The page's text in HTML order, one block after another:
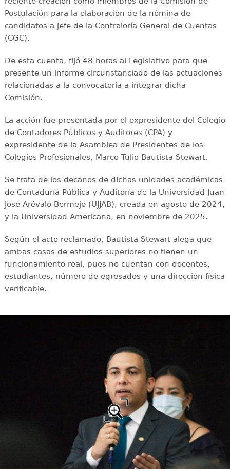
Postulación para la elaboración de la nómina de
candidatos a jefe de la Contraloría General de Cuentas
(CGC).
De esta cuenta, fijó 48 horas al Legislativo para que
presente un informe circunstanciado de las actuaciones
relacionadas a la convocatoria a integrar dicha
Comisión.
La acción fue presentada por el expresidente del Colegio
de Contadores Públicos y Auditores (CPA) y
expresidente de la Asamblea de Presidentes de los
Colegios Profesionales, Marco Tulio Bautista Stewart.
Se trata de los decanos de dichas unidades académicas
de Contaduría Pública y Auditoría de la Universidad Juan
José Arévalo Bermejo (UJJAB), creada en agosto de 2024,
y la Universidad Americana, en noviembre de 2025.
Según el acto reclamado, Bautista Stewart alega que
ambas casas de estudios superiores no tienen un
funcionamiento real, pues no cuentan con docentes,
estudiantes, número de egresados y una dirección física
verificable.